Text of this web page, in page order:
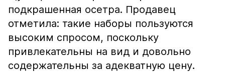
подкрашенная осетра. Продавец
отметила: такие наборы пользуются
высоким спросом, поскольку
привлекательны на вид и довольно
содержательны за адекватную цену.